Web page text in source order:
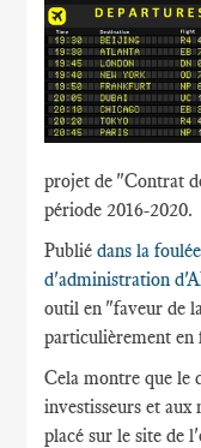
projet de "Contrat
période 2016-2020.
Publiédans la
d'administration
outil en "faveur de
particulièrement en
Cela montre que le
investisseurs et
placé sur le site de